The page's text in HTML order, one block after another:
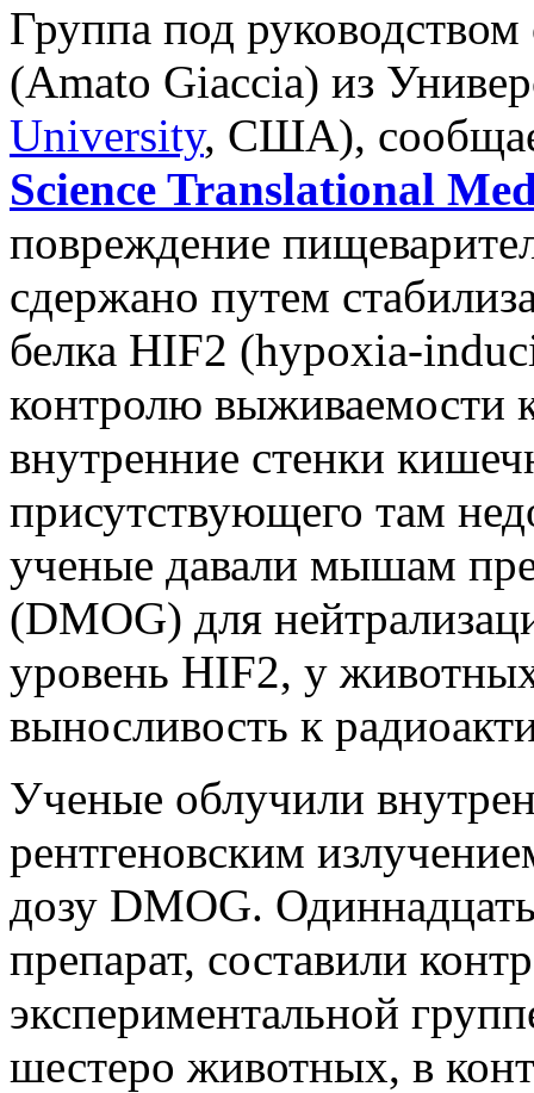
Группа под
(Amato Giaccia) из
University, США),
Science Translational
повреждение
сдержано путем
белка HIF2 (hypoxia-
контролю выживаемости
внутренние стенки
присутствующего там
ученые давали мышам
(DMOG) для
уровень HIF2, у
выносливость к
Ученые облучили
рентгеновским
дозу DMOG.
препарат, составили
экспериментальной
шестеро животных, в